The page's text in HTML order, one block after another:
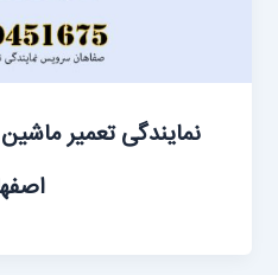
نمایندگی تعمیر